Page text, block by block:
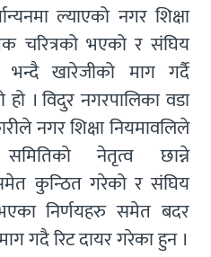
ल्याएको नगर शिक्षा
चरित्रको भएको र संघिय
भन्दै खारेजीको माग गर्दै
हो । विदुर नगरपालिका वडा
नगर शिक्षा नियमावलिले
समितिको नेतृत्व छान्ने
कुन्ठित गरेको र संघिय
निर्णयहरु समेत बदर
गदै रिट दायर गरेका हुन ।